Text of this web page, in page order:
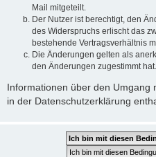
Mail mitgeteilt.
Der Nutzer ist berechtigt, den
des Widerspruchs erlischt das
bestehende Vertragsverhältnis
Die Änderungen gelten als
den Änderungen zugestimmt hat.
Informationen über den Umgang
in der Datenschutzerklärung